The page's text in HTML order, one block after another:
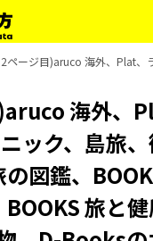
ページ目)aruco 海外、Plat、
海外、
ック、島旅、
図鑑、
旅と